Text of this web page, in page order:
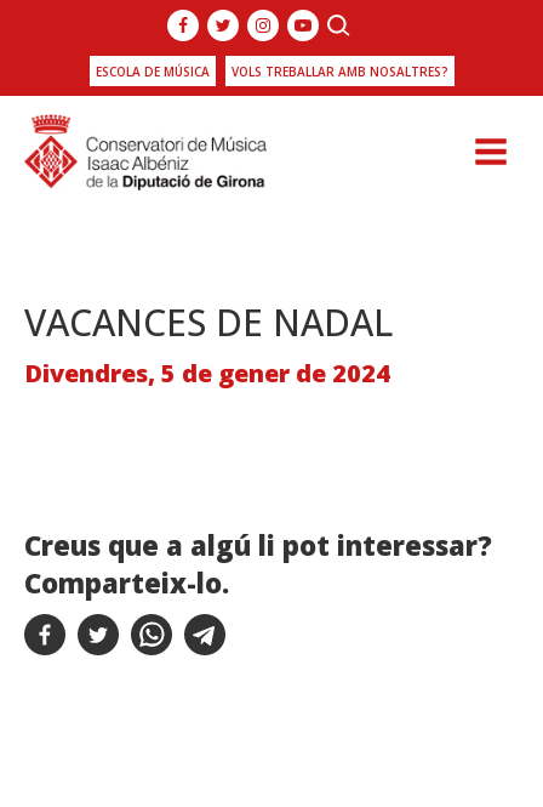
ESCOLA DE MÚSICA VOLS TREBALLAR AMB NOSALTRES?
VACANCES DE NADAL
Divendres, 5 de gener de 2024
Creus que a algú li pot interessar?
Comparteix-lo.